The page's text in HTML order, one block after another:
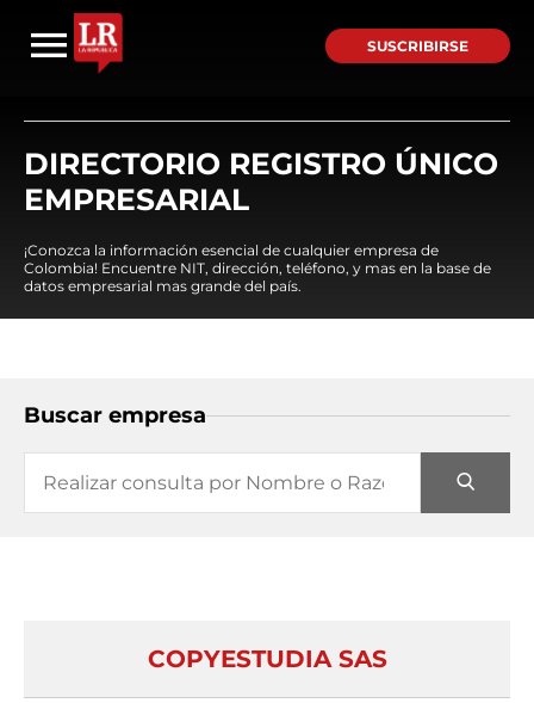
SUSCRIBIRSE
DIRECTORIO REGISTRO ÚNICO
EMPRESARIAL
¡Conozca la información esencial de cualquier empresa de
Colombia! Encuentre NIT, dirección, teléfono, y mas en la base de
datos empresarial mas grande del país.
Buscar empresa
COPYESTUDIA SAS